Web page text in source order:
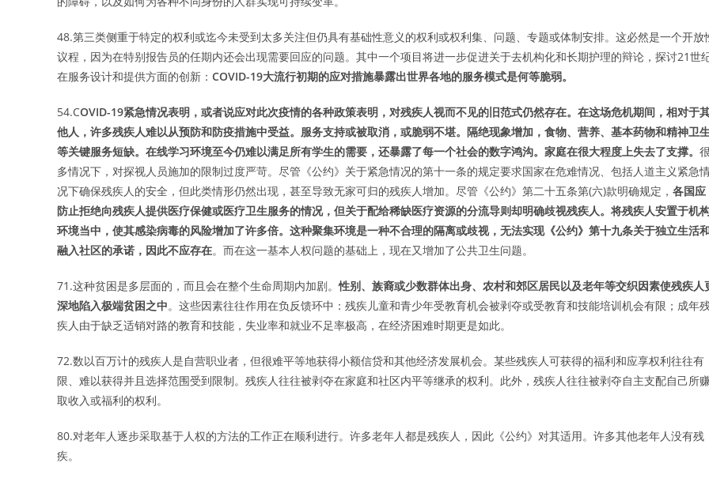
48.第三类侧重于特定的权利或迄今未受到太多关注但仍具有基础性意义的权利或权利集、问题、专题或体制安排。这必然是一个开放
议程，因为在特别报告员的任期内还会出现需要回应的问题。其中一个项目将进一步促进关于去机构化和长期护理的辩论，探讨21世
在服务设计和提供方面的创新： COVID-19大流行初期的应对措施暴露出世界各地的服务模式是何等脆弱。
54.COVID-19紧急情况表明，或者说应对此次疫情的各种政策表明，对残疾人视而不见的旧范式仍然存在。在这场危机期间，相对于
他人，许多残疾人难以从预防和防疫措施中受益。服务支持或被取消，或脆弱不堪。隔绝现象增加，食物、营养、基本药物和精神卫生
等关键服务短缺。在线学习环境至今仍难以满足所有学生的需要，还暴露了每一个社会的数字鸿沟。家庭在很大程度上失去了支撑。 很
多情况下，对探视人员施加的限制过度严苛。尽管《公约》关于紧急情况的第十一条的规定要求国家在危难情况、包括人道主义紧急
况下确保残疾人的安全，但此类情形仍然出现，甚至导致无家可归的残疾人增加。尽管《公约》第二十五条第(六)款明确规定， 各国应
防止拒绝向残疾人提供医疗保健或医疗卫生服务的情况，但关于配给稀缺医疗资源的分流导则却明确歧视残疾人。将残疾人安置于机
环境当中，使其感染病毒的风险增加了许多倍。这种聚集环境是一种不合理的隔离或歧视，无法实现《公约》第十九条关于独立生活
融入社区的承诺，因此不应存在。而在这一基本人权问题的基础上，现在又增加了公共卫生问题。
71.这种贫困是多层面的，而且会在整个生命周期内加剧。性别、族裔或少数群体出身、农村和郊区居民以及老年等交织因素使残疾人
深地陷入极端贫困之中。这些因素往往作用在负反馈环中：残疾儿童和青少年受教育机会被剥夺或受教育和技能培训机会有限；成年
疾人由于缺乏适销对路的教育和技能，失业率和就业不足率极高，在经济困难时期更是如此。
72.数以百万计的残疾人是自营职业者，但很难平等地获得小额信贷和其他经济发展机会。某些残疾人可获得的福利和应享权利往往有
限、难以获得并且选择范围受到限制。残疾人往往被剥夺在家庭和社区内平等继承的权利。此外，残疾人往往被剥夺自主支配自己所
取收入或福利的权利。
80.对老年人逐步采取基于人权的方法的工作正在顺利进行。许多老年人都是残疾人，因此《公约》对其适用。许多其他老年人没有残
疾。